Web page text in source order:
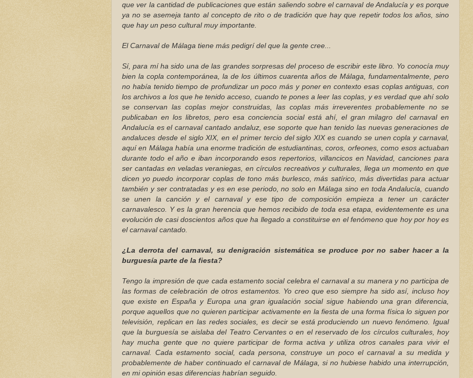
que ver la cantidad de publicaciones que están saliendo sobre el carnaval de Andalucía y es porque
ya no se asemeja tanto al concepto de rito o de tradición que hay que repetir todos los años, sino
que hay un peso cultural muy importante.
El Carnaval de Málaga tiene más pedigrí del que la gente cree...
Sí, para mí ha sido una de las grandes sorpresas del proceso de escribir este libro. Yo conocía muy
bien la copla contemporánea, la de los últimos cuarenta años de Málaga, fundamentalmente, pero
no había tenido tiempo de profundizar un poco más y poner en contexto esas coplas antiguas, con
los archivos a los que he tenido acceso, cuando te pones a leer las coplas, y es verdad que ahí solo
se conservan las coplas mejor construidas, las coplas más irreverentes probablemente no se
publicaban en los libretos, pero esa conciencia social está ahí, el gran milagro del carnaval en
Andalucía es el carnaval cantado andaluz, ese soporte que han tenido las nuevas generaciones de
andaluces desde el siglo XIX, en el primer tercio del siglo XIX es cuando se unen copla y carnaval,
aquí en Málaga había una enorme tradición de estudiantinas, coros, orfeones, como esos actuaban
durante todo el año e iban incorporando esos repertorios, villancicos en Navidad, canciones para
ser cantadas en veladas veraniegas, en círculos recreativos y culturales, llega un momento en que
dicen yo puedo incorporar coplas de tono más burlesco, más satírico, más divertidas para actuar
también y ser contratadas y es en ese periodo, no solo en Málaga sino en toda Andalucía, cuando
se unen la canción y el carnaval y ese tipo de composición empieza a tener un carácter
carnavalesco. Y es la gran herencia que hemos recibido de toda esa etapa, evidentemente es una
evolución de casi doscientos años que ha llegado a constituirse en el fenómeno que hoy por hoy es
el carnaval cantado.
¿La derrota del carnaval, su denigración sistemática se produce por no saber hacer a la
burguesía parte de la fiesta?
Tengo la impresión de que cada estamento social celebra el carnaval a su manera y no participa de
las formas de celebración de otros estamentos. Yo creo que eso siempre ha sido así, incluso hoy
que existe en España y Europa una gran igualación social sigue habiendo una gran diferencia,
porque aquellos que no quieren participar activamente en la fiesta de una forma física lo siguen por
televisión, replican en las redes sociales, es decir se está produciendo un nuevo fenómeno. Igual
que la burguesía se aislaba del Teatro Cervantes o en el reservado de los círculos culturales, hoy
hay mucha gente que no quiere participar de forma activa y utiliza otros canales para vivir el
carnaval. Cada estamento social, cada persona, construye un poco el carnaval a su medida y
probablemente de haber continuado el carnaval de Málaga, si no hubiese habido una interrupción,
en mi opinión esas diferencias habrían seguido.